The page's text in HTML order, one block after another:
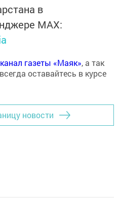
в
MАХ:
газеты «Маяк», а так
оставайтесь в курсе
новости